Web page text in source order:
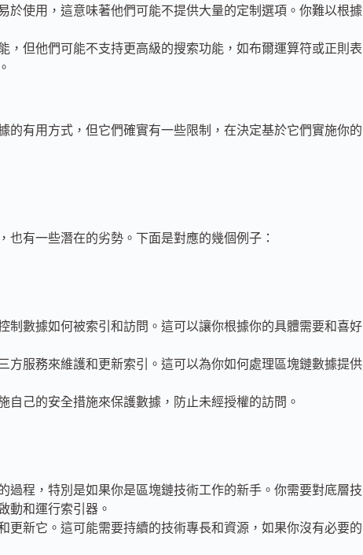
於使用，這意味著他們可能不提供大量的定制選項。你難以根據
，但他們可能不支持更高級的搜索功能，如布爾運算符或正則表
的有用方式，但它們確實有一些限制，在決定基於它們實施你的
有一些潛在的劣勢。下面是對應的幾個例子：
制數據如何被索引和訪問。這可以讓你根據你的具體需要和喜好
方服務來維護和更新索引。這可以為你如何處理區塊鏈數據提供
己的安全措施來保護數據，防止未經授權的訪問。
過程，特別是如果你是區塊鏈技術工作的新手。你需要對底層技
動和運行索引器。
更新它。這可能需要持續的技術專長和資源，如果你沒有必要的